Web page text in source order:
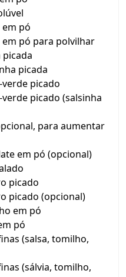
em pó
em pó para polvilhar
picada
picada
picado
picado (salsinha
para aumentar
em pó (opcional)
picado
picado (opcional)
em pó
pó
(salsa, tomilho,
(sálvia, tomilho,